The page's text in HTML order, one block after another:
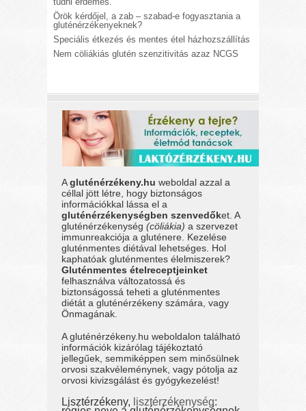
Örök kérdőjel, a zab – szabad-e fogyasztania a
gluténérzékenyeknek?
Speciális étkezés és mentes étel házhozszállítás
Nem cöliákiás glutén szenzitivitás azaz NCGS
Agluténérzékeny.hu weboldal azzal a
céllal jött létre, hogy biztonságos
információkkal lássa el a
gluténérzékenységben szenvedőket. A
gluténérzékenység(cöliákia) a szervezet
immunreakciója a gluténere. Kezelése
gluténmentes diétával lehetséges. Hol
kaphatóak gluténmentes élelmiszerek?
Gluténmentes ételreceptjeinket
felhasználva változatossá és
biztonságossá teheti a gluténmentes
diétát a gluténérzékeny számára, vagy
Önmagának.
A gluténérzékeny.hu weboldalon található
információk kizárólag tájékoztató
jellegűek, semmiképpen sem minősülnek
orvosi szakvéleménynek, vagy pótolja az
orvosi kivizsgálást és gyógykezelést!
Lisztérzékeny, lisztérzékenység: